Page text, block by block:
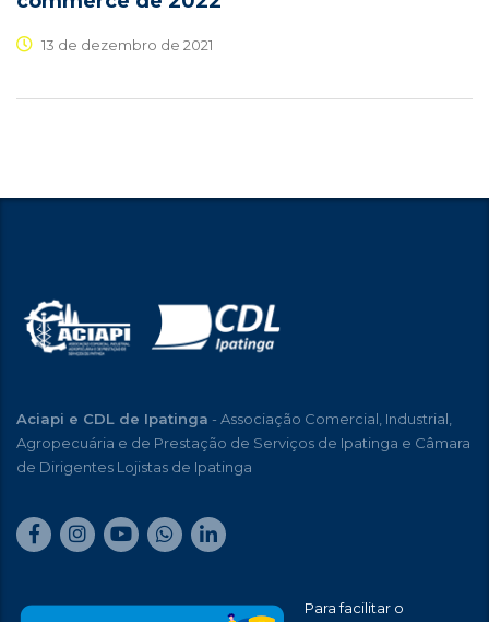
13 de dezembro de 2021
Aciapi e CDL de Ipatinga - Associação Comercial, Industrial,
Agropecuária e de Prestação de Serviços de Ipatinga e Câmara
de Dirigentes Lojistas de Ipatinga
Para facilitar o